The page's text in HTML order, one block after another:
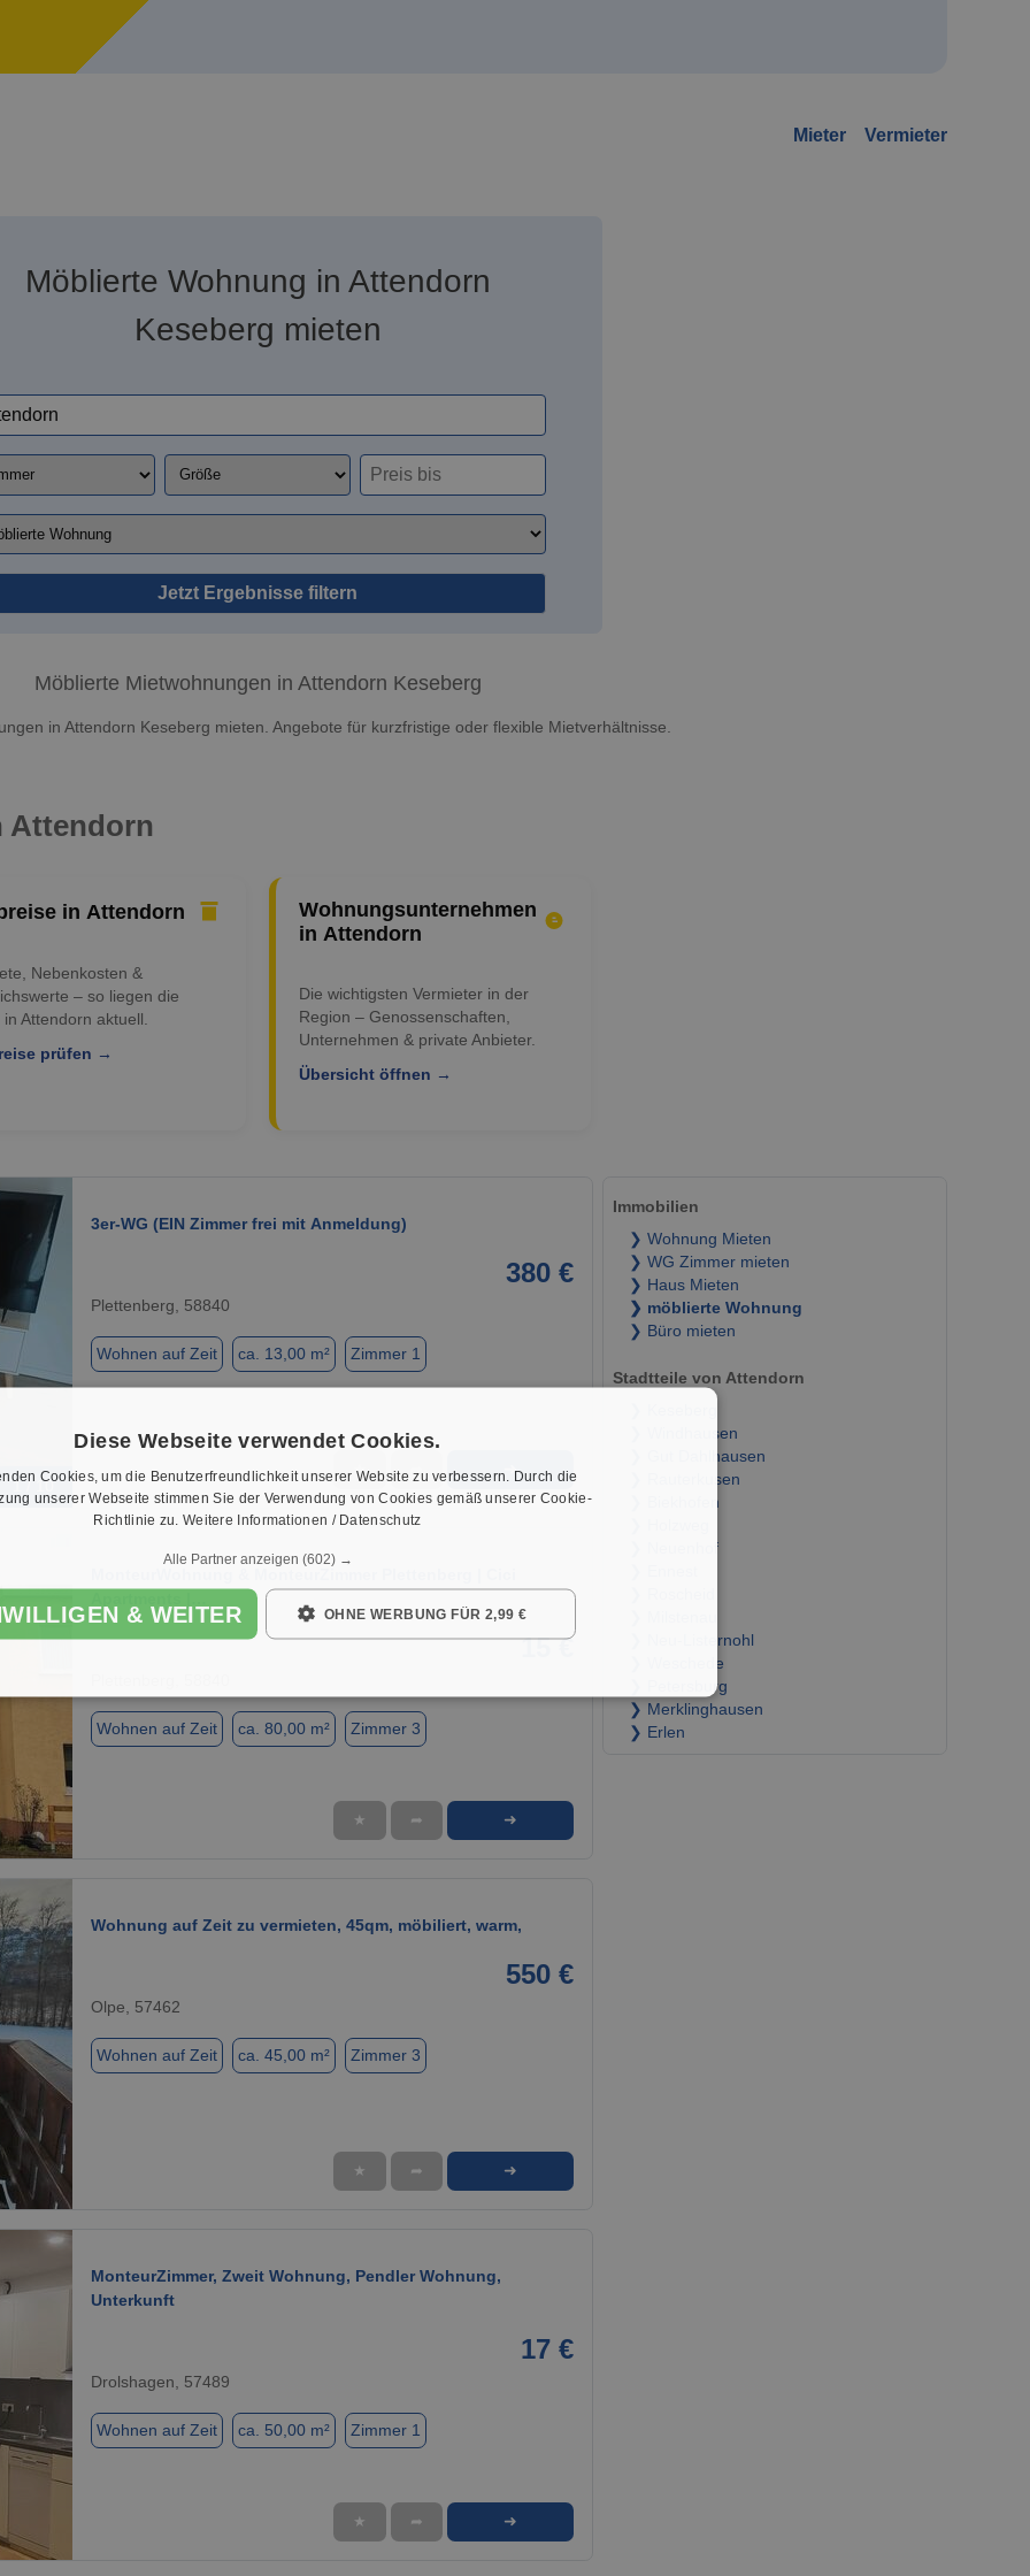
Mieter Vermieter
Möblierte Wohnung in Attendorn
Keseberg mieten
Jetzt Ergebnisse filtern
Möblierte Mietwohnungen in Attendorn Keseberg
in Attendorn Keseberg mieten. Angebote für kurzfristige oder flexible Mietverhältnisse.
Attendorn
in Attendorn
Nebenkosten &
– so liegen die
Attendorn aktuell.
prüfen →
Wohnungsunternehmen
in Attendorn
Die wichtigsten Vermieter in der
Region – Genossenschaften,
Unternehmen & private Anbieter.
Übersicht öffnen →
1 / 10
3er-WG (EIN Zimmer frei mit Anmeldung)
380 €
Plettenberg, 58840
Wohnen auf Zeit ca. 13,00 m² Zimmer 1
★ ➦ ➜
1 / 8
15 €
Wohnen auf Zeit ca. 80,00 m² Zimmer 3
★ ➦ ➜
1 / 10
Wohnung auf Zeit zu vermieten, 45qm, möbiliert, warm,
550 €
Olpe, 57462
Wohnen auf Zeit ca. 45,00 m² Zimmer 3
★ ➦ ➜
1 / 6
MonteurZimmer, Zweit Wohnung, Pendler Wohnung,
Unterkunft
17 €
Drolshagen, 57489
Wohnen auf Zeit ca. 50,00 m² Zimmer 1
★ ➦ ➜
Immobilien
❯ Wohnung Mieten
❯ WG Zimmer mieten
❯ Haus Mieten
❯ möblierte Wohnung
❯ Büro mieten
Stadtteile von Attendorn
❯ Windhausen
❯ Gut Dahlhausen
❯ Rauterkusen
❯ Biekhofen
❯ Neuenhof
❯ Neu-Listernohl
❯ Weschede
❯ Petersburg
❯ Merklinghausen
❯ Erlen
Diese Webseite verwendet Cookies.
Cookies, um die Benutzerfreundlichkeit unserer Website zu verbessern. Durch die
unserer Webseite stimmen Sie der Verwendung von Cookies gemäß unserer Cookie-
Richtlinie zu. Weitere Informationen / Datenschutz
Alle Partner anzeigen (602) →
& WEITER OHNE WERBUNG FÜR 2,99 €